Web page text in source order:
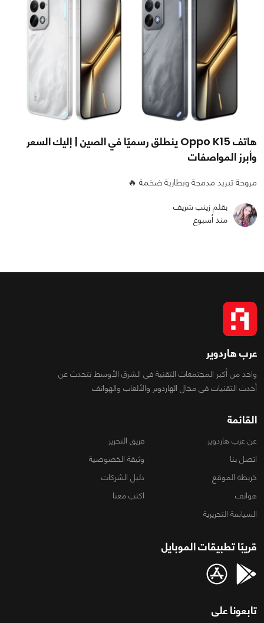
هاتف Oppo K15 ينطلق رسميًا في الصين | إليك السعر
وأبرز المواصفات
مروحة تبريد مدمجة وبطارية ضخمة 🔥
بقلم زينب شريف
منذ أسبوع
عرب هاردوير
واحد من أكبر المجتمعات التقنية فى الشرق الأوسط تتحدث عن
أحدث التقنيات فى مجال الهاردوير والألعاب والهواتف
القائمة
عن عرب هاردوير
فريق التحرير
اتصل بنا
وثيقة الخصوصية
خريطة الموقع
دليل الشركات
هواتف
اكتب معنا
السياسة التحريرية
قريبًا تطبيقات الموبايل
تابعونا على